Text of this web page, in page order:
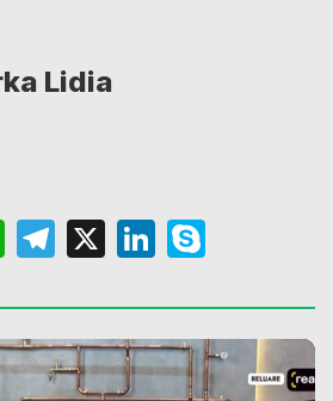
Lidia
WhatsApp
Telegram
X LinkedIn